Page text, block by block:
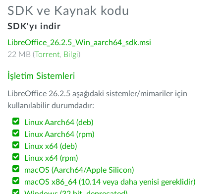
SDK ve Kaynak kodu
SDK'yı indir
LibreOffice_26.2.5_Win_aarch64_sdk.msi
22 MB (Torrent, Bilgi)
İşletim Sistemleri
LibreOffice 26.2.5 aşağıdaki sistemler/mimariler için
kullanılabilir durumdadır:
Linux Aarch64 (deb)
Linux Aarch64 (rpm)
Linux x64 (deb)
Linux x64 (rpm)
macOS (Aarch64/Apple Silicon)
macOS x86_64 (10.14 veya daha yenisi gereklidir)